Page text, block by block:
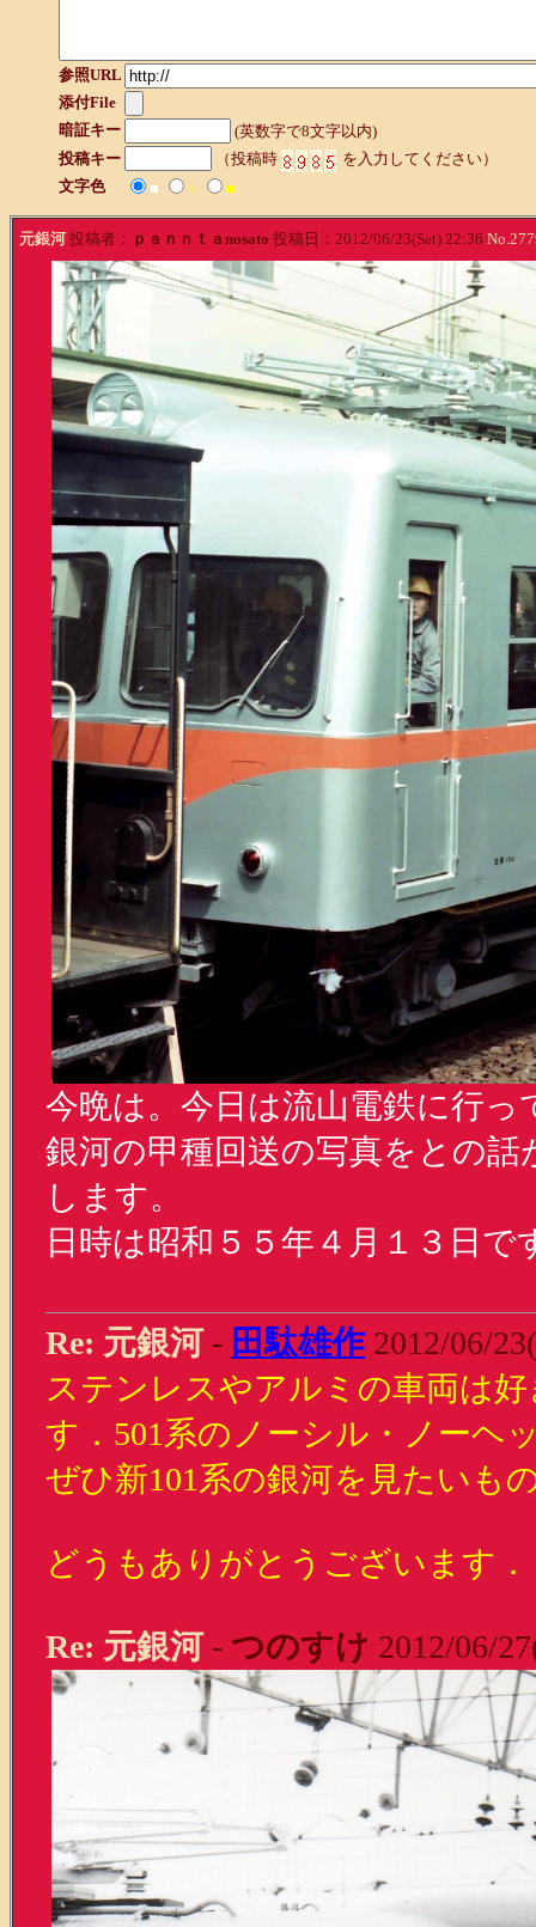
参照URL
添付File
暗証キー
(英数字で8文字以内)
投稿キー
（投稿時
を入力してください）
文字色
■ ■ ■
元銀河投稿者： ｐａｎｎｔａnosato 投稿日：2012/06/23(Sat) 22:36
今晩は。今日は流山電鉄に行
銀河の甲種回送の写真をとの
します。
日時は昭和５５年４月１３日で
Re: 元銀河- 田駄雄作2012/06/
ステンレスやアルミの車両は
す．501系のノーシル・ノーヘ
ぜひ新101系の銀河を見たいも
どうもありがとうございます．
Re: 元銀河- つのすけ 2012/06/